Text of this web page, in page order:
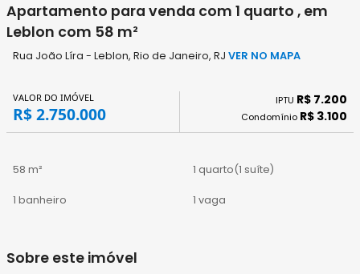
Apartamento para venda com 1 quarto , em
Leblon com 58 m²
Rua João Líra - Leblon, Rio de Janeiro, RJ VER NO MAPA
VALOR DO IMÓVEL
R$ 2.750.000
IPTU R$ 7.200
Condomínio R$ 3.100
58 m² 1 quarto(1 suíte)
1 banheiro 1 vaga
Sobre este imóvel